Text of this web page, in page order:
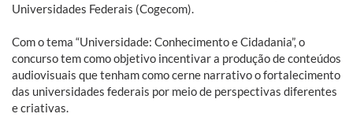
Universidades Federais (Cogecom).
Com o tema “Universidade: Conhecimento e Cidadania”, o
concurso tem como objetivo incentivar a produção de conteúdos
audiovisuais que tenham como cerne narrativo o fortalecimento
das universidades federais por meio de perspectivas diferentes
e criativas.